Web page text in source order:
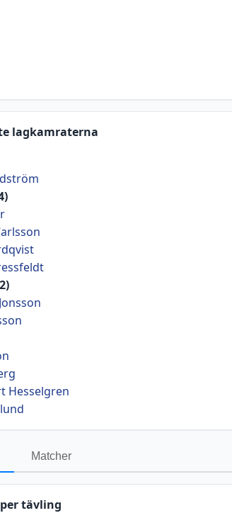
lagkamraterna
Hesselgren
Matcher
tävling